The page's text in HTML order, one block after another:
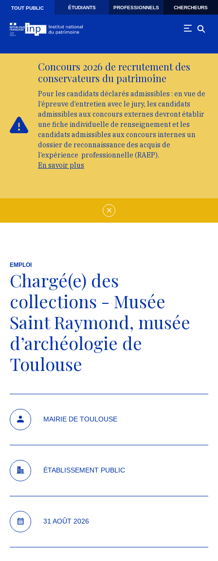
Skip to main navigation
Aller au contenu principal
TOUT PUBLIC ÉTUDIANTS PROFESSIONNELS CHERCHEURS
Concours 2026 de recrutement des
conservateurs du patrimoine
Pour les candidats déclarés admissibles : en vue de
l’épreuve d’entretien avec le jury, les candidats
admissibles aux concours externes devront établir
une fiche individuelle de renseignement et les
candidats admissibles aux concours internes un
dossier de reconnaissance des acquis de
l’expérience professionnelle (RAEP).
En savoir plus
EMPLOI
Chargé(e) des
collections - Musée
Saint Raymond, musée
d’archéologie de
Toulouse
MAIRIE DE TOULOUSE
ÉTABLISSEMENT PUBLIC
31 AOÛT 2026